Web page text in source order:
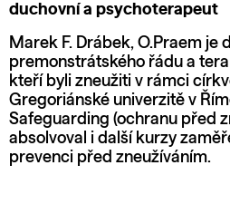
duchovní a psychoterapeut
Marek F. Drábek, O.Praem je
premonstrátského řádu a
kteří byli zneužiti v rámci
Gregoriánské univerzitě v
Safeguarding (ochranu před
absolvoval i další kurzy
prevenci před zneužíváním.